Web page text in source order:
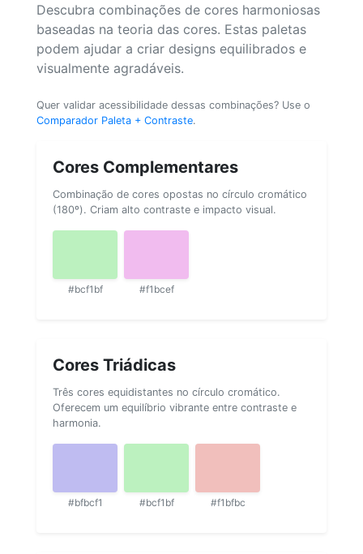
Descubra combinações de cores harmoniosas
baseadas na teoria das cores. Estas paletas
podem ajudar a criar designs equilibrados e
visualmente agradáveis.
Quer validar acessibilidade dessas combinações? Use o
Comparador Paleta + Contraste.
Cores Complementares
Combinação de cores opostas no círculo cromático
(180º). Criam alto contraste e impacto visual.
#bcf1bf #f1bcef
Cores Triádicas
Três cores equidistantes no círculo cromático.
Oferecem um equilíbrio vibrante entre contraste e
harmonia.
#bfbcf1 #bcf1bf #f1bfbc